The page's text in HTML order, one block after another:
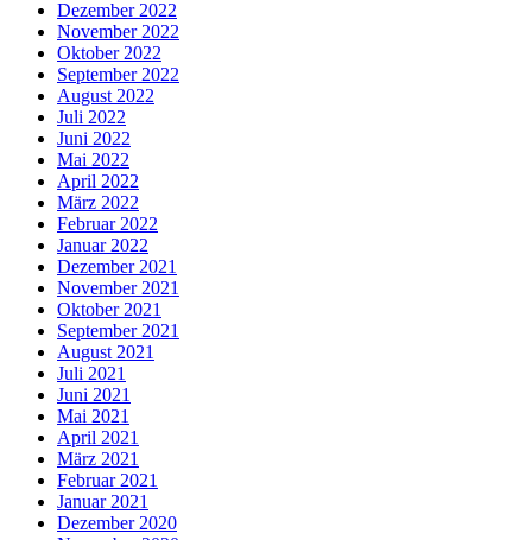
Dezember 2022
November 2022
Oktober 2022
September 2022
August 2022
Juli 2022
Juni 2022
Mai 2022
April 2022
März 2022
Februar 2022
Januar 2022
Dezember 2021
November 2021
Oktober 2021
September 2021
August 2021
Juli 2021
Juni 2021
Mai 2021
April 2021
März 2021
Februar 2021
Januar 2021
Dezember 2020